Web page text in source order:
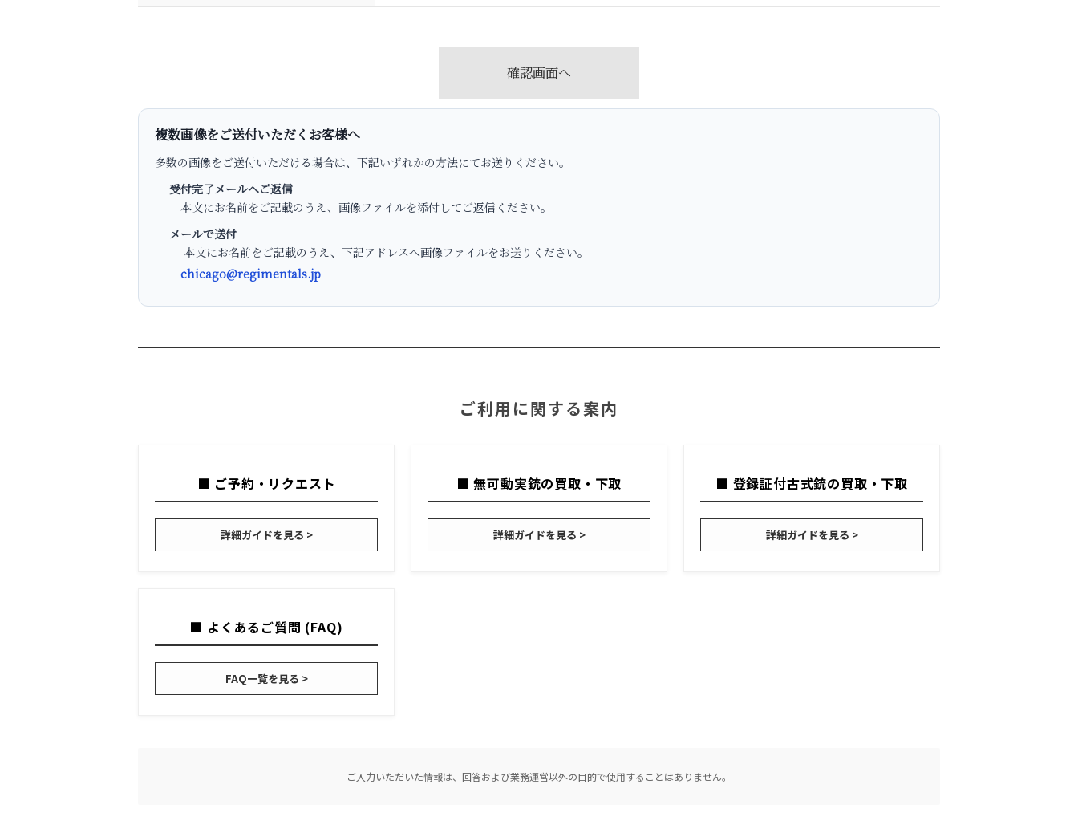
複数画像をご送付いただくお客様へ
多数の画像をご送付いただける場合は、下記いずれかの方法にてお送りください。
受付完了メールへご返信
本文にお名前をご記載のうえ、画像ファイルを添付してご返信ください。
メールで送付
本文にお名前をご記載のうえ、下記アドレスへ画像ファイルをお送りください。
chicago@regimentals.jp
ご利用に関する案内
■ ご予約・リクエスト
詳細ガイドを見る >
■ 無可動実銃の買取・下取
詳細ガイドを見る >
■ 登録証付古式銃の買取・下取
詳細ガイドを見る >
■ よくあるご質問 (FAQ)
FAQ一覧を見る >
ご入力いただいた情報は、回答および業務運営以外の目的で使用することはありません。